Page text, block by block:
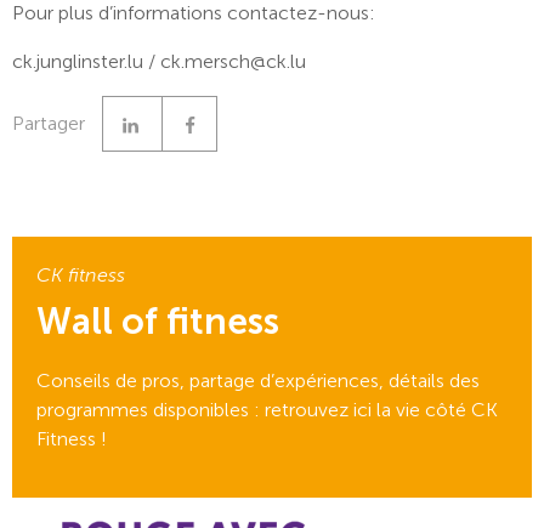
Pour plus d’informations contactez-nous:
ck.junglinster.lu / ck.mersch@ck.lu
Partager LinkedinFacebook
CK fitness
Wall of fitness
Conseils de pros, partage d’expériences, détails des
programmes disponibles : retrouvez ici la vie côté CK
Fitness !